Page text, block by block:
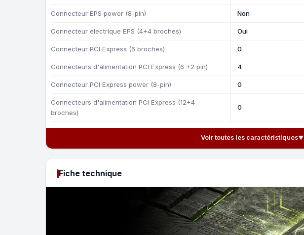
Connecteur EPS power (8-pin) Non
Connecteur électrique EPS (4+4 broches) Oui
Connecteur PCI Express (6 broches) 0
Connecteurs d'alimentation PCI Express (6 +2 pin) 4
Connecteur PCI Express power (8-pin) 0
Connecteurs d'alimentation PCI Express (12+4
broches)
0
Voir toutes les caractéristiques▼
Fiche technique